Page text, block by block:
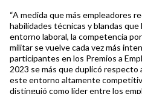
“A medida que más empleadores
habilidades técnicas y blandas
entorno laboral, la competencia
militar se vuelve cada vez más
participantes en los Premios a
2023 se más que duplicó respecto
este entorno altamente
distinguió como líder entre los